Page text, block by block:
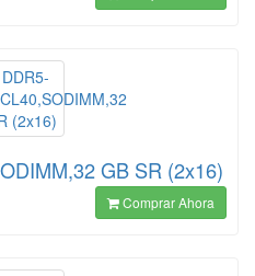
GB SR (2x16)
Comprar Ahora